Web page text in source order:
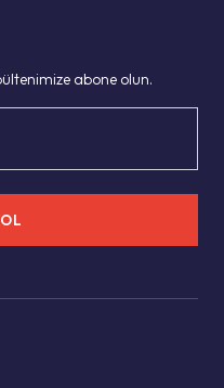
abone olun.